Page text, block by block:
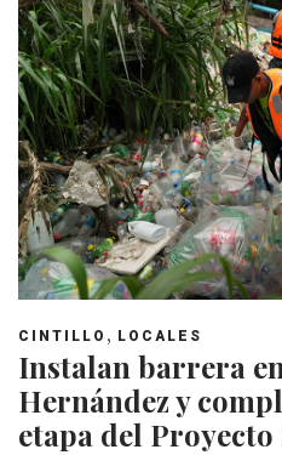
CINTILLO , LOCALES
Instalan barrera
Hernández y
etapa del Proyecto